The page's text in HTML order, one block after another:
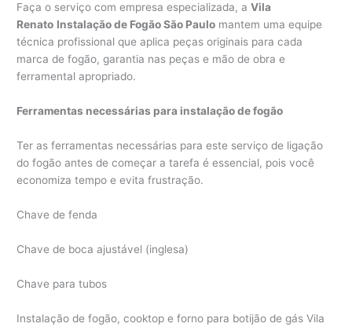
Faça o serviço com empresa especializada, aVila
Renato Instalação de Fogão São Paulo mantem uma equipe
técnica profissional que aplica peças originais para cada
marca de fogão, garantia nas peças e mão de obra e
ferramental apropriado.
Ferramentas necessárias para instalação de fogão
Ter as ferramentas necessárias para este serviço de ligação
do fogão antes de começar a tarefa é essencial, pois você
economiza tempo e evita frustração.
Chave de fenda
Chave de boca ajustável (inglesa)
Chave para tubos
Instalação de fogão, cooktop e forno para botijão de gás Vila